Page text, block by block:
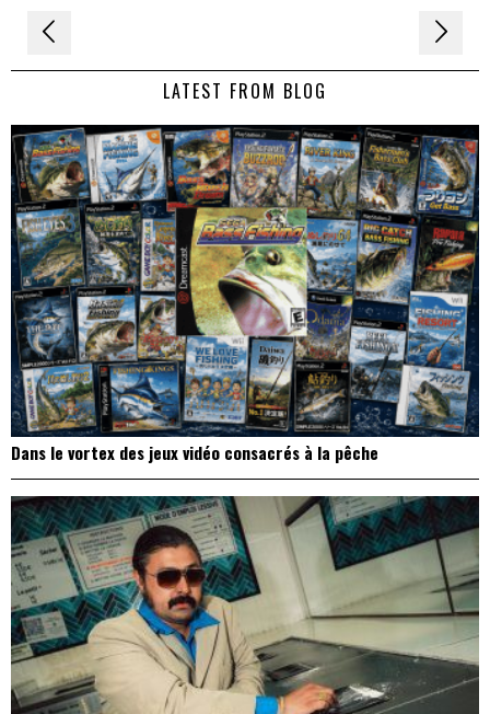
Navigation
de LATEST FROM BLOG
Dans le vortex des jeux vidéo consacrés à la pêche